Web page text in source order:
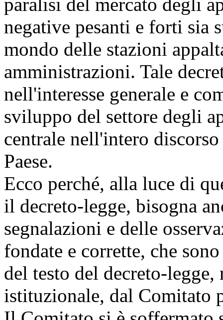
negative pesanti e forti sia
mondo delle stazioni
amministrazioni. Tale
nell'interesse generale e
sviluppo del settore degli
centrale nell'intero
Paese.
Ecco perché, alla luce di
il decreto-legge, bisogna
segnalazioni e delle
fondate e corrette, che
del testo del decreto-
istituzionale, dal Comitato